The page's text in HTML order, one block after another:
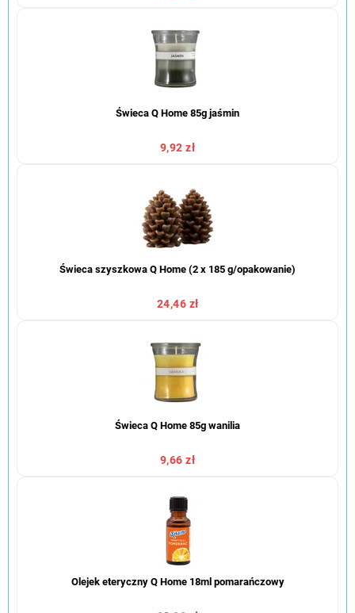
Świeca Q Home 85g jaśmin
9,92 zł
Świeca szyszkowa Q Home (2 x 185 g/opakowanie)
24,46 zł
Świeca Q Home 85g wanilia
9,66 zł
Olejek eteryczny Q Home 18ml pomarańczowy